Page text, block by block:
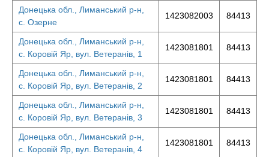
Донецька обл., Лиманський р-н,
с. Озерне
1423082003 84413
Донецька обл., Лиманський р-н,
с. Коровій Яр, вул. Ветеранів, 1
1423081801 84413
Донецька обл., Лиманський р-н,
с. Коровій Яр, вул. Ветеранів, 2
1423081801 84413
Донецька обл., Лиманський р-н,
с. Коровій Яр, вул. Ветеранів, 3
1423081801 84413
Донецька обл., Лиманський р-н,
с. Коровій Яр, вул. Ветеранів, 4
1423081801 84413